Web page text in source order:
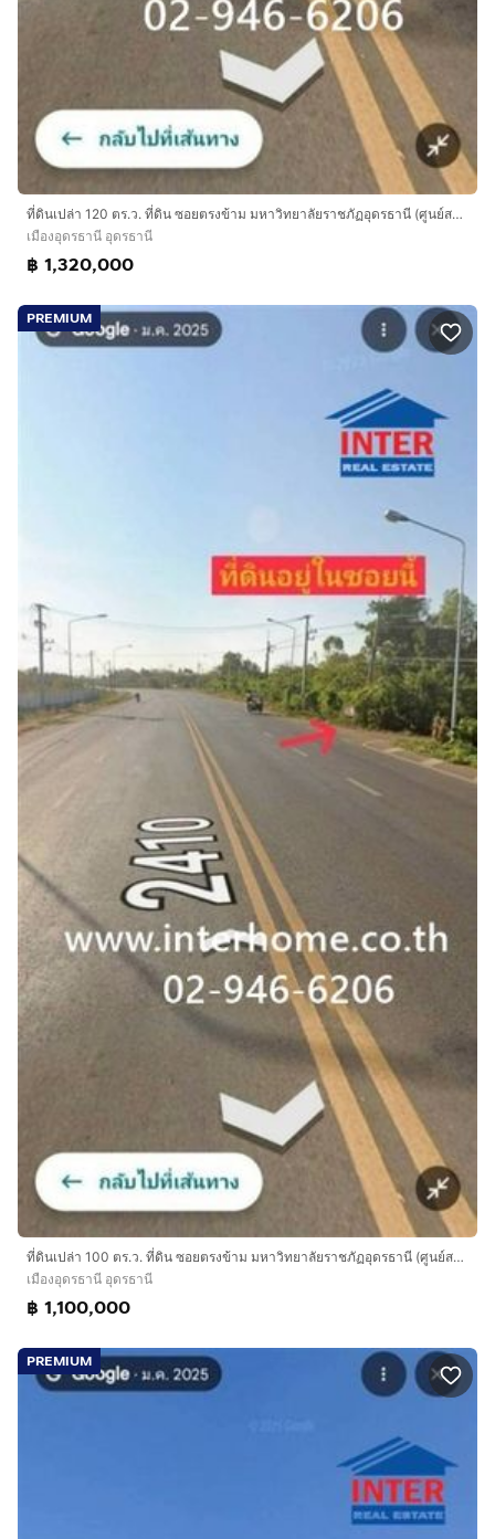
ที่ดินเปล่า 120 ตร.ว. ที่ดิน ซอยตรงข้าม มหาวิทยาลัยราชภัฏอุดรธานี (ศูนย์สามพร้าว) ถนนทางหลวงหมายเลข2410 เมืองอุดรธานี อุดรธานี
เมืองอุดรธานี อุดรธานี
฿ 1,320,000
PREMIUM
ที่ดินเปล่า 100 ตร.ว. ที่ดิน ซอยตรงข้าม มหาวิทยาลัยราชภัฏอุดรธานี (ศูนย์สามพร้าว) ถนนทางหลวงหมายเลข2410 เมืองอุดรธานี อุดรธานี
เมืองอุดรธานี อุดรธานี
฿ 1,100,000
PREMIUM